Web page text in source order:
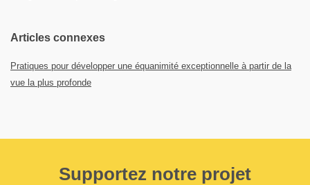
Articles connexes
Pratiques pour développer une équanimité exceptionnelle à partir de la
vue la plus profonde
Supportez notre projet